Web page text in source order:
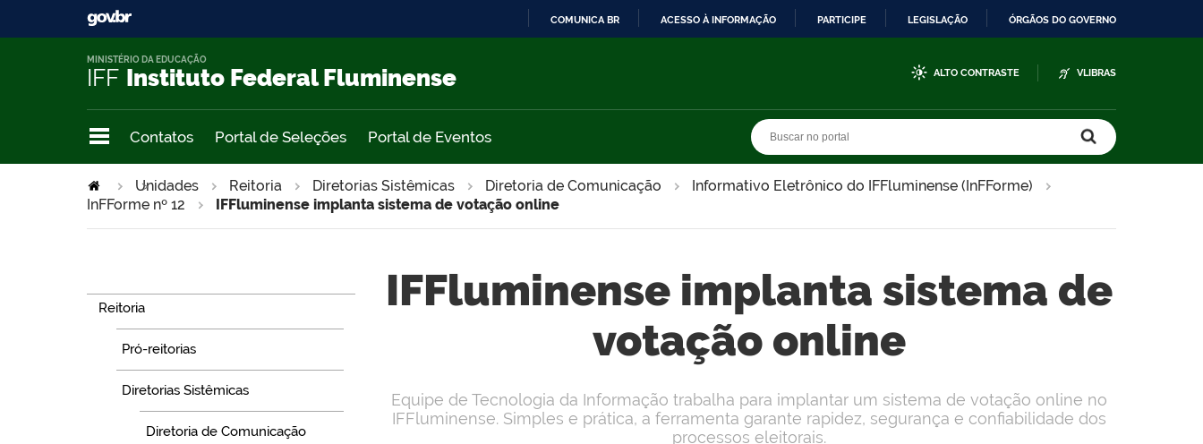
COMUNICA BR ACESSO À INFORMAÇÃO PARTICIPE LEGISLAÇÃO ÓRGÃOS DO GOVERNO
IFF Instituto Federal Fluminense
MINISTÉRIO DA EDUCAÇÃO
ALTO CONTRASTE VLIBRAS
Contatos Portal de Seleções Portal de Eventos
Unidades Reitoria Diretorias Sistêmicas Diretoria de Comunicação Informativo Eletrônico do IFFluminense (InFForme)
>
InFForme nº 12
IFFluminense implanta sistema de votação online
Reitoria
Pró-reitorias
Diretorias Sistêmicas
Diretoria de Comunicação
IFFluminense implanta sistema de
votação online
Equipe de Tecnologia da Informação trabalha para implantar um sistema de votação online no
IFFluminense. Simples e prática, a ferramenta garante rapidez, segurança e confiabilidade dos
processos eleitorais.